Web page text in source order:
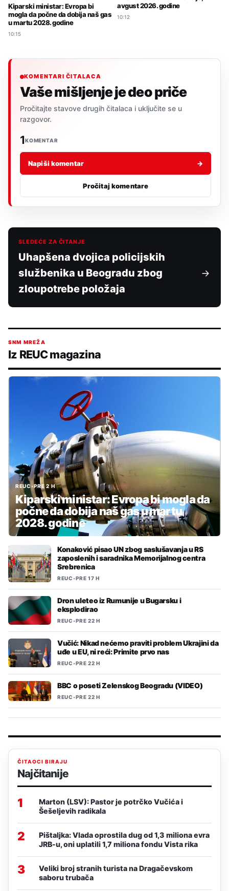
Kiparski ministar: Evropa bi
mogla da počne da dobija naš gas
u martu 2028. godine
10:15
avgust 2026. godine
10:12
KOMENTARI ČITALACA
Vaše mišljenje je deo priče
Pročitajte stavove drugih čitalaca i uključite se u
razgovor.
1KOMENTAR
Napiši komentar →
Pročitaj komentare
SLEDEĆE ZA ČITANJE
Uhapšena dvojica policijskih
službenika u Beogradu zbog
zloupotrebe položaja
SNM MREŽA
Iz REUC magazina
REUC•PRE 2 H
Kiparski ministar: Evropa bi mogla da
počne da dobija naš gas u martu
2028. godine
Konaković pisao UN zbog saslušavanja u RS
zaposlenih i saradnika Memorijalnog centra
Srebrenica
REUC•PRE 17 H
Dron uleteo iz Rumunije u Bugarsku i
eksplodirao
REUC•PRE 22 H
Vučić: Nikad nećemo praviti problem Ukrajini da
uđe u EU, ni reći: Primite prvo nas
REUC•PRE 22 H
BBC o poseti Zelenskog Beogradu (VIDEO)
REUC•PRE 22 H
ČITAOCI BIRAJU
Najčitanije
1
Marton (LSV): Pastor je potrčko Vučića i
Šešeljevih radikala
2
Pištaljka: Vlada oprostila dug od 1,3 miliona evra
JRB-u, oni uplatili 1,7 miliona fondu Vista rika
3
Veliki broj stranih turista na Dragačevskom
saboru trubača